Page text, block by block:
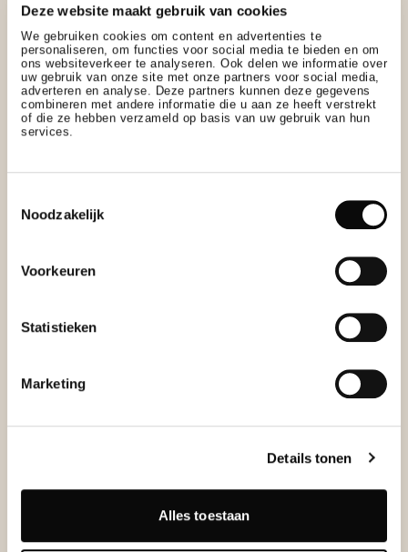
Deze website maakt gebruik van cookies
We gebruiken cookies om content en advertenties te
personaliseren, om functies voor social media te bieden en om
ons websiteverkeer te analyseren. Ook delen we informatie over
uw gebruik van onze site met onze partners voor social media,
adverteren en analyse. Deze partners kunnen deze gegevens
combineren met andere informatie die u aan ze heeft verstrekt
of die ze hebben verzameld op basis van uw gebruik van hun
services.
Noodzakelijk
Voorkeuren
Statistieken
Marketing
Details tonen
Alles toestaan
OMVAT
Een heerlijk ontbijt
Een vijfgangendiner bij Les Salons (exclusief drank)
Late check-out (afhankelijk van beschikbaarheid)